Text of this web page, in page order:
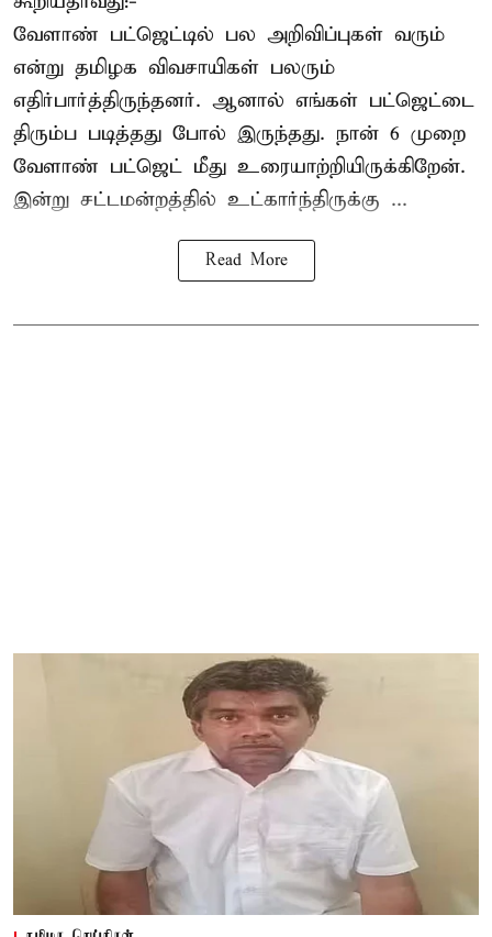
வேளாண் பட்ஜெட்டில் பல அறிவிப்புகள் வரும்
என்று தமிழக விவசாயிகள் பலரும்
எதிர்பார்த்திருந்தனர். ஆனால் எங்கள் பட்ஜெட்டை
திரும்ப படித்தது போல் இருந்தது. நான் 6 முறை
வேளாண் பட்ஜெட் மீது உரையாற்றியிருக்கிறேன்.
இன்று சட்டமன்றத்தில் உட்கார்ந்திருக்கு ...
Read More